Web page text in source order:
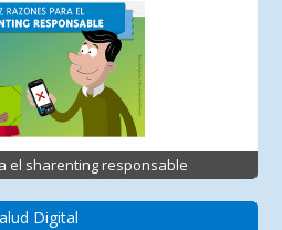
el sharenting responsable
Digital